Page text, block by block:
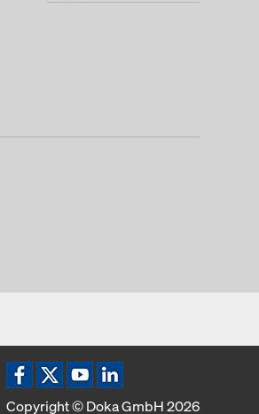
Ikona Facebook
Ikona XIkona YouTube
Ikona LinkedIn
Copyright © Doka GmbH 2026